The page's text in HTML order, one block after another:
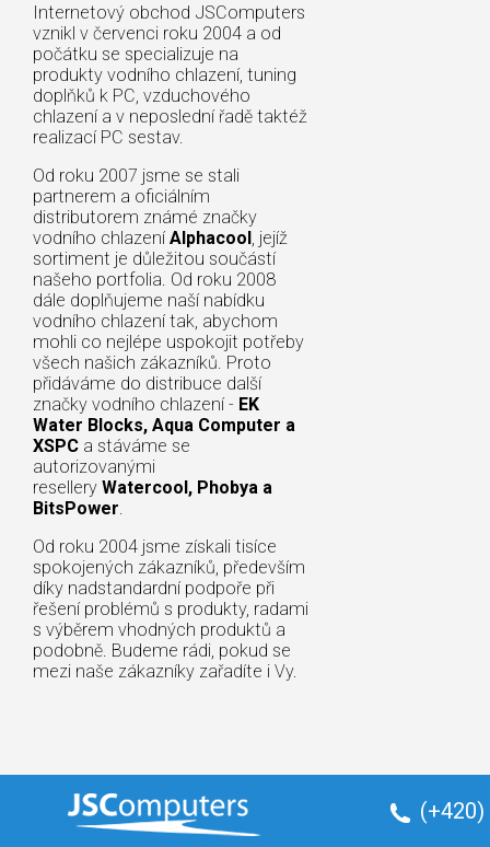
Internetový obchod JSComputers
vznikl v červenci roku 2004 a od
počátku se specializuje na
produkty vodního chlazení, tuning
doplňků k PC, vzduchového
chlazení a v neposlední řadě taktéž
realizací PC sestav.
Od roku 2007 jsme se stali
partnerem a oficiálním
distributorem známé značky
vodního chlazení Alphacool, jejíž
sortiment je důležitou součástí
našeho portfolia. Od roku 2008
dále doplňujeme naší nabídku
vodního chlazení tak, abychom
mohli co nejlépe uspokojit potřeby
všech našich zákazníků. Proto
přidáváme do distribuce další
značky vodního chlazení - EK
Water Blocks, Aqua Computer a
XSPC a stáváme se
autorizovanými
resellery Watercool, Phobya a
BitsPower.
Od roku 2004 jsme získali tisíce
spokojených zákazníků, především
díky nadstandardní podpoře při
řešení problémů s produkty, radami
s výběrem vhodných produktů a
podobně. Budeme rádi, pokud se
mezi naše zákazníky zařadíte i Vy.
(+420)